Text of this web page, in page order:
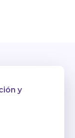
y